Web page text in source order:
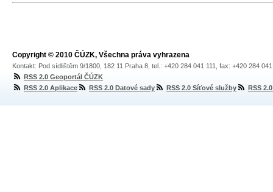
Copyright © 2010 ČÚZK, Všechna práva vyhrazena
Kontakt: Pod sídlištěm 9/1800, 182 11 Praha 8, tel.: +420 284 041 111, fax: +420 284
RSS 2.0 Geoportál ČÚZK
RSS 2.0 Aplikace
RSS 2.0 Datové sady RSS 2.0 Síťové služby RSS